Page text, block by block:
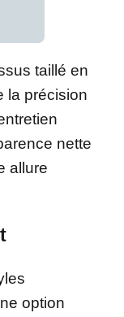
taillé en
la précision
nette
allure
option